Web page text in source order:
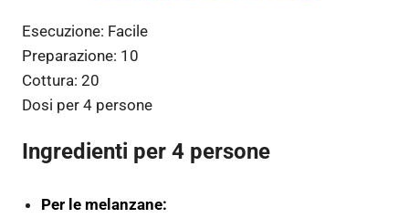
Esecuzione: Facile
Preparazione: 10
Cottura: 20
Dosi per 4 persone
Ingredienti per 4 persone
Per le melanzane: